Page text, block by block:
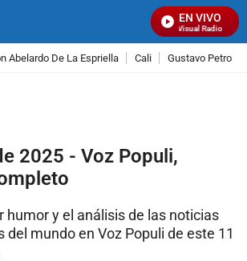
EN VIVO
Señal Visual Radio
Abelardo De La Espriella Cali Gustavo Petro
2025 - Voz Populi,
humor y el análisis de las noticias
mundo en Voz Populi de este 11